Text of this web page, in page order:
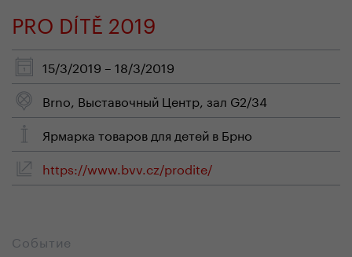
PRO DÍTĚ 2019
15/3/2019 – 18/3/2019
Brno, Выставочный Центр, зал G2/34
Ярмарка товаров для детей в Брно
https://www.bvv.cz/prodite/
Событие